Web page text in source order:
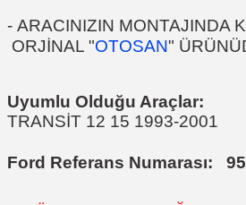
- ARACINIZIN MONTAJINDA
ORJİNAL "OTOSAN"
Uyumlu Olduğu Araçlar:
TRANSİT 12 15 1993-2001
Ford Referans Numarası: